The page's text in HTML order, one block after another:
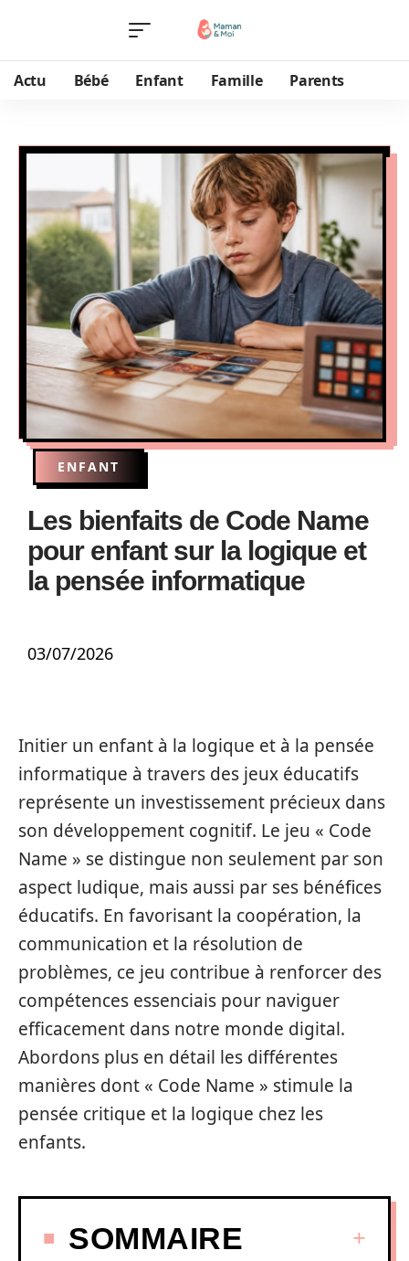
Actu Bébé Enfant Famille Parents
ENFANT
Les bienfaits de Code Name
pour enfant sur la logique et
la pensée informatique
03/07/2026
Initier un enfant à la logique et à la pensée
informatique à travers des jeux éducatifs
représente un investissement précieux dans
son développement cognitif. Le jeu « Code
Name » se distingue non seulement par son
aspect ludique, mais aussi par ses bénéfices
éducatifs. En favorisant la coopération, la
communication et la résolution de
problèmes, ce jeu contribue à renforcer des
compétences essenciais pour naviguer
efficacement dans notre monde digital.
Abordons plus en détail les différentes
manières dont « Code Name » stimule la
pensée critique et la logique chez les
enfants.
SOMMAIRE